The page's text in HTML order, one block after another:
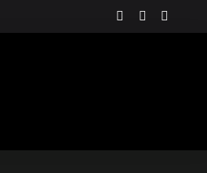
instagram
linkedin